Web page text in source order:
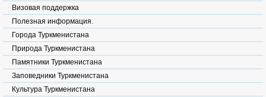
Визовая поддержка
Полезная информация.
Города Туркменистана
Природа Туркменистана
Памятники Туркменистана
Заповедники Туркменистана
Культура Туркменистана